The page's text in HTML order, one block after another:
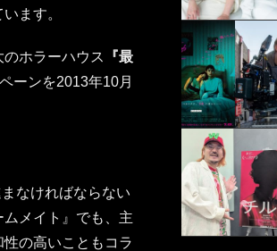
ます。
ホラーハウス
『最
ーンを2013年10月
なければならない
メイト』でも、主
の高いこともコラ